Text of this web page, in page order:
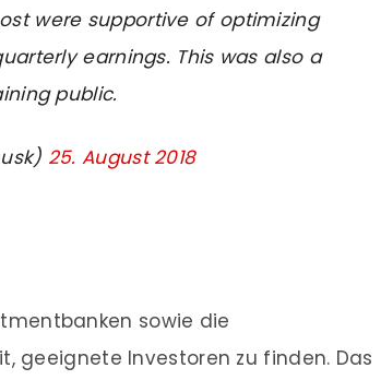
were supportive of optimizing
earnings. This was also a
public.
25. August 2018
sowie die
geeignete Investoren zu finden. Das